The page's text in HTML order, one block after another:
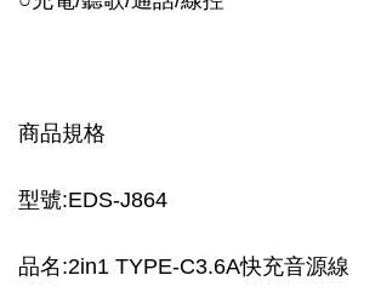
商品規格
型號:EDS-J864
品名:2in1 TYPE-C3.6A快充音源線